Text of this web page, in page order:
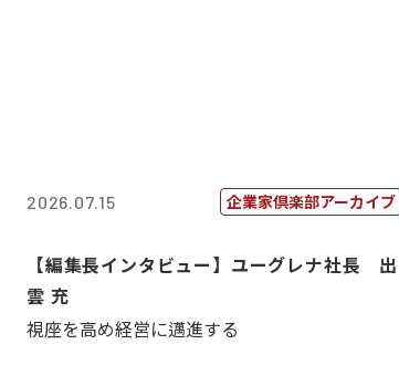
2026.07.15 企業家倶楽部アーカイブ
【編集長インタビュー】ユーグレナ社長 出
雲 充
視座を高め経営に邁進する